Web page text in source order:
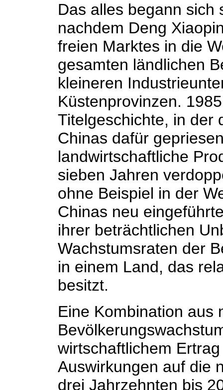
Das alles begann sich
nachdem Deng
freien Marktes in die
gesamten ländlichen
kleineren
Küstenprovinzen.
Titelgeschichte, in der
Chinas dafür
landwirtschaftliche
sieben Jahren
ohne Beispiel in der
Chinas neu
ihrer beträchtlichen
Wachstumsraten der
in einem Land, das
besitzt.
Eine Kombination aus
wirtschaftlichem
Auswirkungen auf die
drei Jahrzehnten bis